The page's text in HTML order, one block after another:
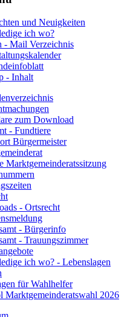
und Neuigkeiten
ich wo?
- Mail Verzeichnis
- Inhalt
zum Download
- Fundtiere
Bürgermeister
Marktgemeinderatssitzung
- Ortsrecht
- Bürgerinfo
- Trauungszimmer
ich wo? - Lebenslagen
für Wahlhelfer
Marktgemeinderatswahl 2026